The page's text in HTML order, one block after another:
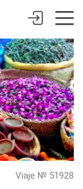
Viaje № 51928